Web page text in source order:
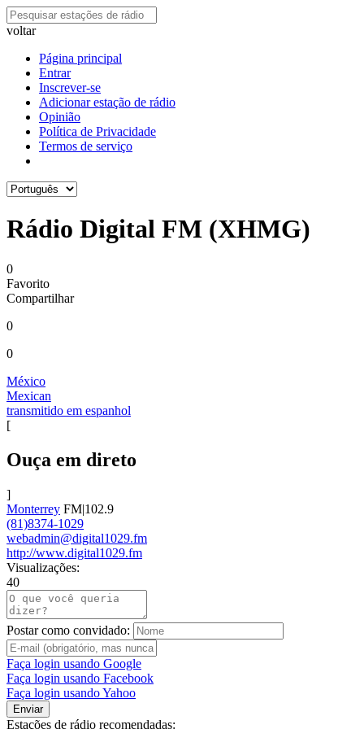
voltar
Página principal
Entrar
Inscrever-se
Adicionar estação de rádio
Opinião
Política de Privacidade
Termos de serviço
Rádio Digital FM (XHMG)
0
Favorito
Compartilhar
0
0
México
Mexican
transmitido em espanhol
[
Ouça em direto
]
Monterrey FM|102.9
(81)8374-1029
webadmin@digital1029.fm
http://www.digital1029.fm
Visualizações:
40
Postar como convidado:
Faça login usando Google
Faça login usando Facebook
Faça login usando Yahoo
Enviar
Estações de rádio recomendadas: